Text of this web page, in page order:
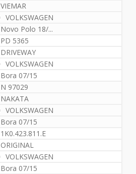
VIEMAR
VOLKSWAGEN
Novo Polo 18/...
PD 5365
DRIVEWAY
VOLKSWAGEN
Bora 07/15
N 97029
NAKATA
VOLKSWAGEN
Bora 07/15
1K0.423.811.E
ORIGINAL
VOLKSWAGEN
Bora 07/15